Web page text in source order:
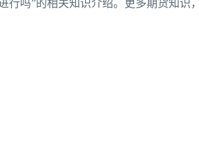
行吗”的相关知识介绍。更多期货知识